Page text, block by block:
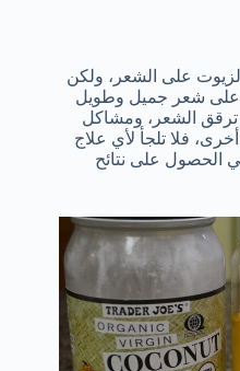
على الشعر، ولكن
على شعر جميل وطويل
الشعر، ومشاكل
فلا تلجأ لأي علاج
الحصول على نتائح